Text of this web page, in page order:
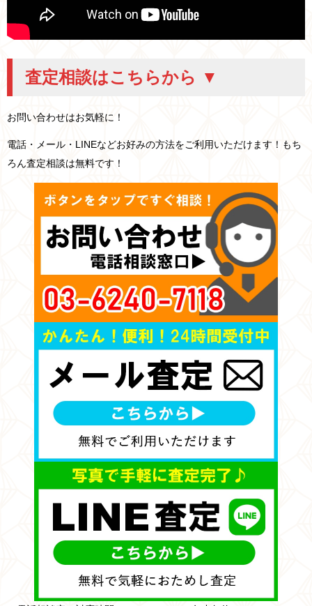
査定相談はこちらから ▼
お問い合わせはお気軽に！
電話・メール・LINEなどお好みの方法をご利用いただけます！もち
ろん査定相談は無料です！